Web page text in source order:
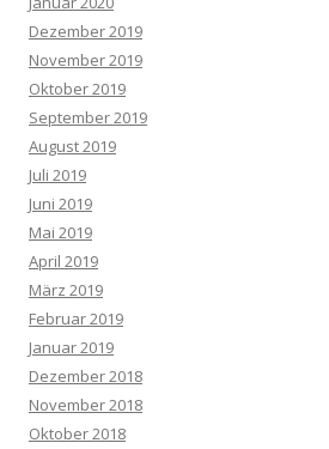
Dezember 2019
November 2019
Oktober 2019
September 2019
August 2019
Juli 2019
Juni 2019
Mai 2019
April 2019
März 2019
Februar 2019
Januar 2019
Dezember 2018
November 2018
Oktober 2018